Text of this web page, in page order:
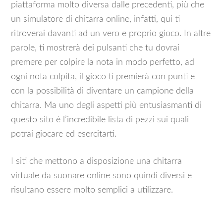
piattaforma molto diversa dalle precedenti, più che
un simulatore di chitarra online, infatti, qui ti
ritroverai davanti ad un vero e proprio gioco. In altre
parole, ti mostrerà dei pulsanti che tu dovrai
premere per colpire la nota in modo perfetto, ad
ogni nota colpita, il gioco ti premierà con punti e
con la possibilità di diventare un campione della
chitarra. Ma uno degli aspetti più entusiasmanti di
questo sito è l’incredibile lista di pezzi sui quali
potrai giocare ed esercitarti.
I siti che mettono a disposizione una chitarra
virtuale da suonare online sono quindi diversi e
risultano essere molto semplici a utilizzare.